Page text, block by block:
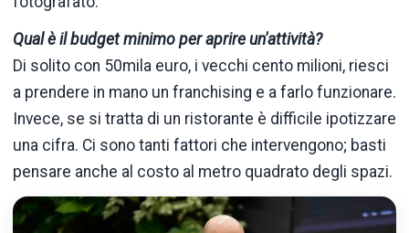
Qual è il budget minimo per aprire un'attività?
Di solito con 50mila euro, i vecchi cento milioni, riesci
a prendere in mano un franchising e a farlo funzionare.
Invece, se si tratta di un ristorante è difficile ipotizzare
una cifra. Ci sono tanti fattori che intervengono; basti
pensare anche al costo al metro quadrato degli spazi.